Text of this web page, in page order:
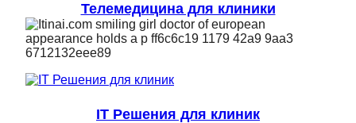
Телемедицина для клиники
IT Решения для клиник